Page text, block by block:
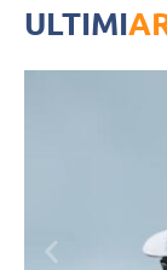
ULTIMI